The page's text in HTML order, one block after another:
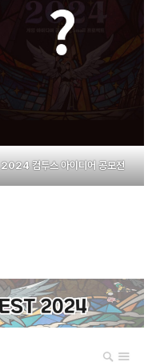
2024 컴투스 아이디어 공모전